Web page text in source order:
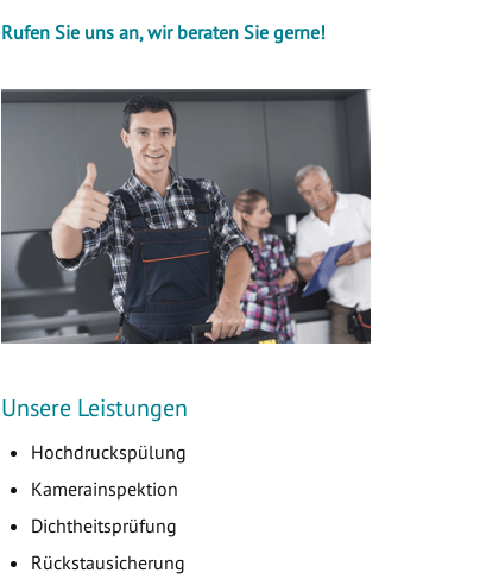
Rufen Sie uns an, wir beraten Sie gerne!
Unsere Leistungen
Hochdruckspülung
Kamerainspektion
Dichtheitsprüfung
Rückstausicherung